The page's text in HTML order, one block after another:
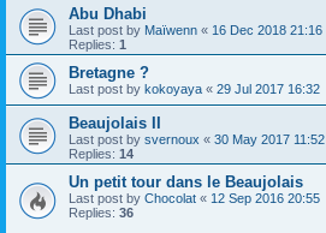
Abu Dhabi
Last post by Maïwenn « 16 Dec 2018 21:16
Replies: 1
Bretagne ?
Last post by kokoyaya « 29 Jul 2017 16:32
Beaujolais II
Last post by svernoux « 30 May 2017 11:52
Replies: 14
Un petit tour dans le Beaujolais
Last post by Chocolat « 12 Sep 2016 20:55
Replies: 36